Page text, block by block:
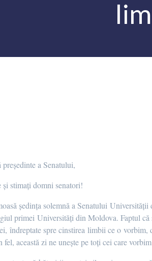
președinte a Senatului,
și stimați domni senatori!
ședința solemnă a Senatului
primei Universități din Moldova. Faptul
îndreptate spre cinstirea limbii ce o
fel, această zi ne unește pe toți cei care